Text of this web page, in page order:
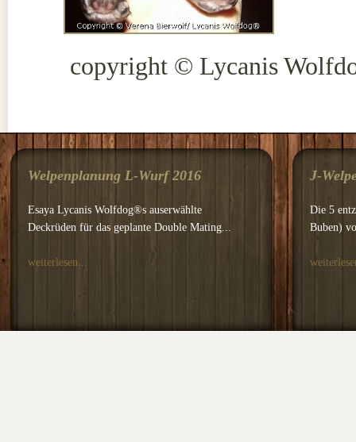
copyright © Lycanis
Welpenplanung L-Wurf 2016
Esaya Lycanis Wolfdog®s auserwählte
Deckrüden für das geplante Double Mating...
weiterlesen...
J-
Die 5
Buben)